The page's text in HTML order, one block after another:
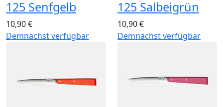
125 Senfgelb
10,90 €
125 Salbeigrün
10,90 €
Demnächst verfügbar
Demnächst verfügbar